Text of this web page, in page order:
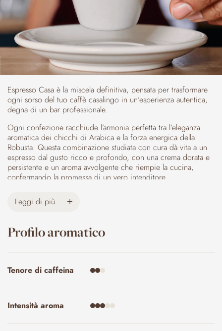
Espresso Casa è la miscela definitiva, pensata per trasformare
ogni sorso del tuo caffè casalingo in un’esperienza autentica,
degna di un bar professionale.
Ogni confezione racchiude l’armonia perfetta tra l’eleganza
aromatica dei chicchi di Arabica e la forza energica della
Robusta. Questa combinazione studiata con cura dà vita a un
espresso dal gusto ricco e profondo, con una crema dorata e
persistente e un aroma avvolgente che riempie la cucina,
confermando la promessa di un vero intenditore.
Il viaggio dei nostri chicchi attraversa i terroir più rinomati del
mondo: dal Brasile, con le sue note dolci e corpose,
aromatica dell’Etiopia, culla del caffè, alla delicatezza fruttata
del Centro America, con Nicaragua, Messico e Honduras.
profondità terrose dell’Indonesia, componendo un profilo di
gusto armonioso e senza eguali.
curato in ogni dettaglio per garantire una preparazione
impeccabile dalla prima all’ultima tazza. Più di un semplice
caffè: un rituale quotidiano elevato a forma d’arte, un momento
Leggi di più
Profilo aromatico
Tenore di caffeina
Intensità aroma